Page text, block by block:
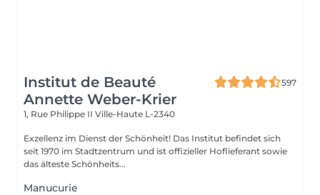
Institut de Beauté
Annette Weber-Krier
597
1, Rue Philippe II Ville-Haute L-2340
Exzellenz im Dienst der Schönheit! Das Institut befindet sich
seit 1970 im Stadtzentrum und ist offizieller Hoflieferant sowie
das älteste Schönheits...
Manucurie